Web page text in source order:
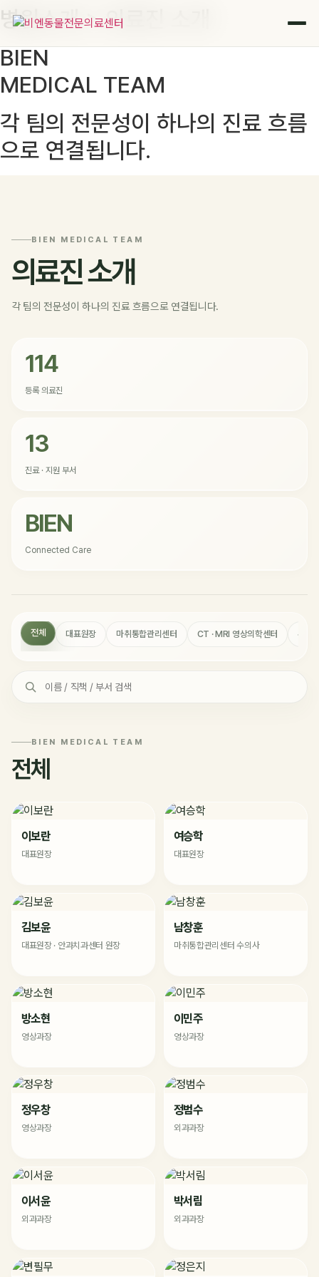
콘
츠
로
건
뛰
병원소개 > 의료진 소개
BIEN
MEDICAL TEAM
각 팀의 전문성이 하나의 진료 흐름
으로 연결됩니다.
BIEN MEDICAL TEAM
의료진 소개
각 팀의 전문성이 하나의 진료 흐름으로 연결됩니다.
114
등록 의료진
13
진료 · 지원 부서
BIEN
Connected Care
전체 대표원장 마취통합관리센터 CT · MRI 영상의학센터 수술
BIEN MEDICAL TEAM
전체
이보란
대표원장
여승학
대표원장
김보윤
대표원장 · 안과치과센터 원장
남창훈
마취통합관리센터 수의사
방소현
영상과장
이민주
영상과장
정우창
영상과장
정범수
외과과장
이서윤
외과과장
박서림
외과과장